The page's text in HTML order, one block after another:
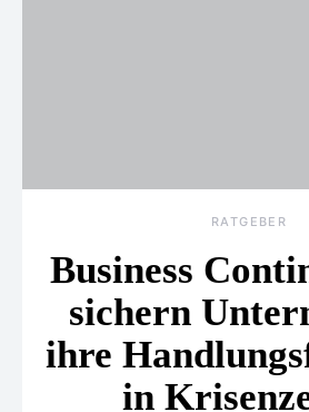
RATGEBER
Business
sichern
ihre
in